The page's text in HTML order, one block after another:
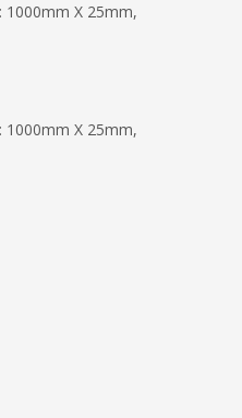
1000mm X 25mm,
1000mm X 25mm,